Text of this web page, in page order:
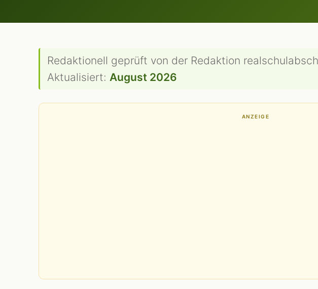
Redaktionell geprüft von der Redaktion
Aktualisiert: August 2026
ANZEIGE